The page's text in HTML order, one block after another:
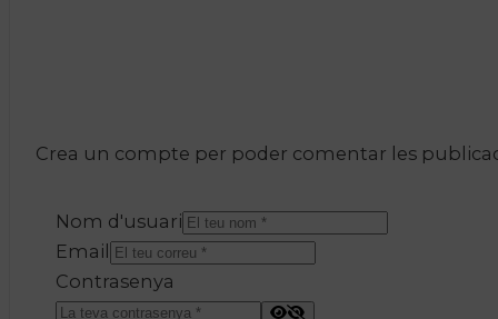
Crea un compte per poder comentar les
Nom d'usuari
Email
Contrasenya